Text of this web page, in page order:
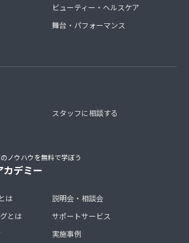
ビューティー・ヘルスケア
舞台・パフォーマンス
スタッフに相談する
ノウハウを無料で学ぼう
カデミー
は
とは
説明会・相談会
サポートサービス
実施事例